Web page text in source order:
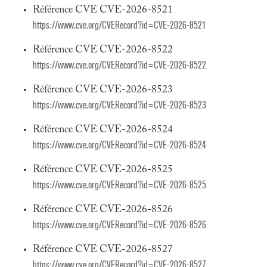
Référence CVE CVE-2026-8521
https://www.cve.org/CVERecord?id=CVE-2026-8521
Référence CVE CVE-2026-8522
https://www.cve.org/CVERecord?id=CVE-2026-8522
Référence CVE CVE-2026-8523
https://www.cve.org/CVERecord?id=CVE-2026-8523
Référence CVE CVE-2026-8524
https://www.cve.org/CVERecord?id=CVE-2026-8524
Référence CVE CVE-2026-8525
https://www.cve.org/CVERecord?id=CVE-2026-8525
Référence CVE CVE-2026-8526
https://www.cve.org/CVERecord?id=CVE-2026-8526
Référence CVE CVE-2026-8527